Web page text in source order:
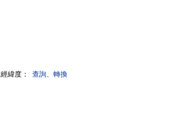
經緯度： 查詢、轉換